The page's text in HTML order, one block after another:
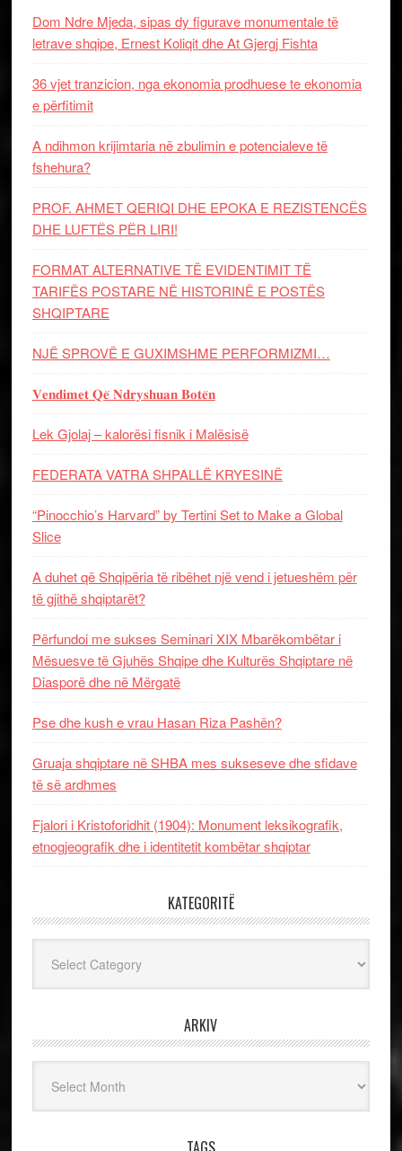
Dom Ndre Mjeda, sipas dy figurave monumentale të
letrave shqipe, Ernest Koliqit dhe At Gjergj Fishta
36 vjet tranzicion, nga ekonomia prodhuese te ekonomia
e përfitimit
A ndihmon krijimtaria në zbulimin e potencialeve të
fshehura?
PROF. AHMET QERIQI DHE EPOKA E REZISTENCЁS
DHE LUFTЁS PЁR LIRI!
FORMAT ALTERNATIVE TË EVIDENTIMIT TË
TARIFËS POSTARE NË HISTORINË E POSTËS
SHQIPTARE
NJË SPROVË E GUXIMSHME PERFORMIZMI…
𝐕𝐞𝐧𝐝𝐢𝐦𝐞𝐭 𝐐𝐞̈ 𝐍𝐝𝐫𝐲𝐬𝐡𝐮𝐚𝐧 𝐁𝐨𝐭𝐞̈𝐧
Lek Gjolaj – kalorësi fisnik i Malësisë
FEDERATA VATRA SHPALLË KRYESINË
“Pinocchio’s Harvard” by Tertini Set to Make a Global
Slice
A duhet që Shqipëria të ribëhet një vend i jetueshëm për
të gjithë shqiptarët?
Përfundoi me sukses Seminari XIX Mbarëkombëtar i
Mësuesve të Gjuhës Shqipe dhe Kulturës Shqiptare në
Diasporë dhe në Mërgatë
Pse dhe kush e vrau Hasan Riza Pashën?
Gruaja shqiptare në SHBA mes sukseseve dhe sfidave
të së ardhmes
Fjalori i Kristoforidhit (1904): Monument leksikografik,
etnogjeografik dhe i identitetit kombëtar shqiptar
KATEGORITË
ARKIV